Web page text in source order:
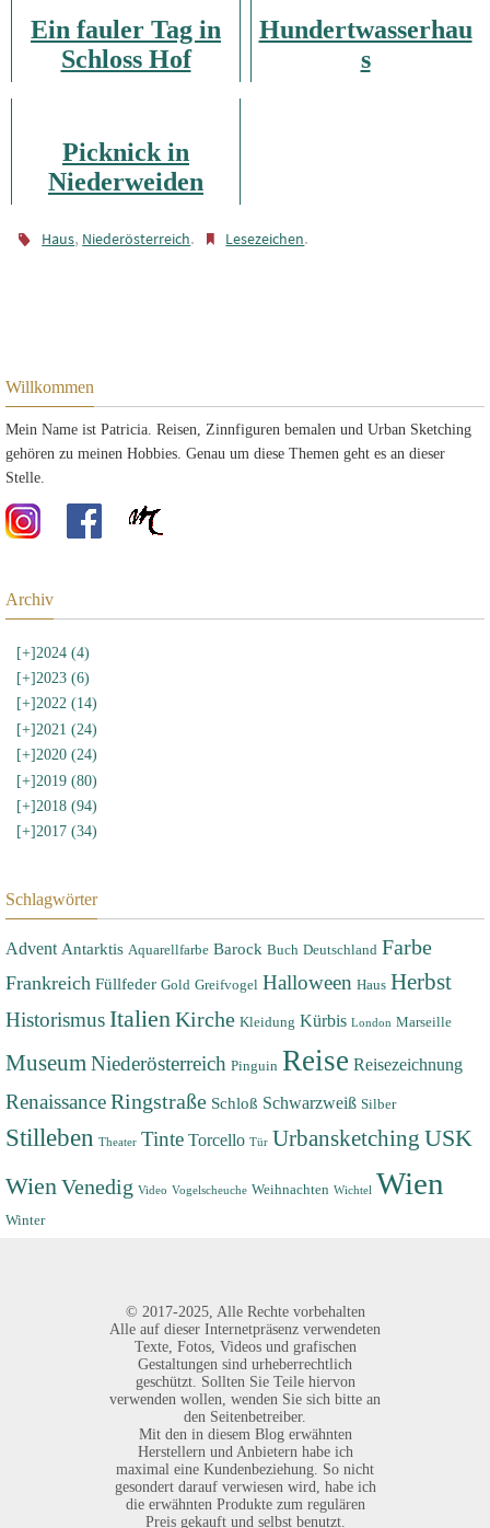
Ein fauler Tag in
Schloss Hof
Hundertwasserhau
s
Picknick in
Niederweiden
Haus, Niederösterreich. Lesezeichen.
Willkommen
Mein Name ist Patricia. Reisen, Zinnfiguren bemalen und Urban Sketching
gehören zu meinen Hobbies. Genau um diese Themen geht es an dieser
Stelle.
Archiv
[+]2024 (4)
[+]2023 (6)
[+]2022 (14)
[+] 2021 (24)
[+]2020 (24)
[+]2019 (80)
[+]2018 (94)
[+]2017 (34)
Schlagwörter
Advent Antarktis Aquarellfarbe Barock Buch Deutschland Farbe
Frankreich Füllfeder Gold Greifvogel Halloween Haus Herbst
HistorismusItalien Kirche Kleidung Kürbis London Marseille
Museum Niederösterreich Pinguin Reise Reisezeichnung
RenaissanceRingstraße Schloß Schwarzweiß Silber
Stilleben Theater Tinte Torcello Tür Urbansketching USK
Wien Venedig Video Vogelscheuche Weihnachten Wichtel Wien
Winter
© 2017-2025, Alle Rechte vorbehalten
Alle auf dieser Internetpräsenz verwendeten
Texte, Fotos, Videos und grafischen
Gestaltungen sind urheberrechtlich
geschützt. Sollten Sie Teile hiervon
verwenden wollen, wenden Sie sich bitte an
den Seitenbetreiber.
Mit den in diesem Blog erwähnten
Herstellern und Anbietern habe ich
maximal eine Kundenbeziehung. So nicht
gesondert darauf verwiesen wird, habe ich
die erwähnten Produkte zum regulären
Preis gekauft und selbst benutzt.